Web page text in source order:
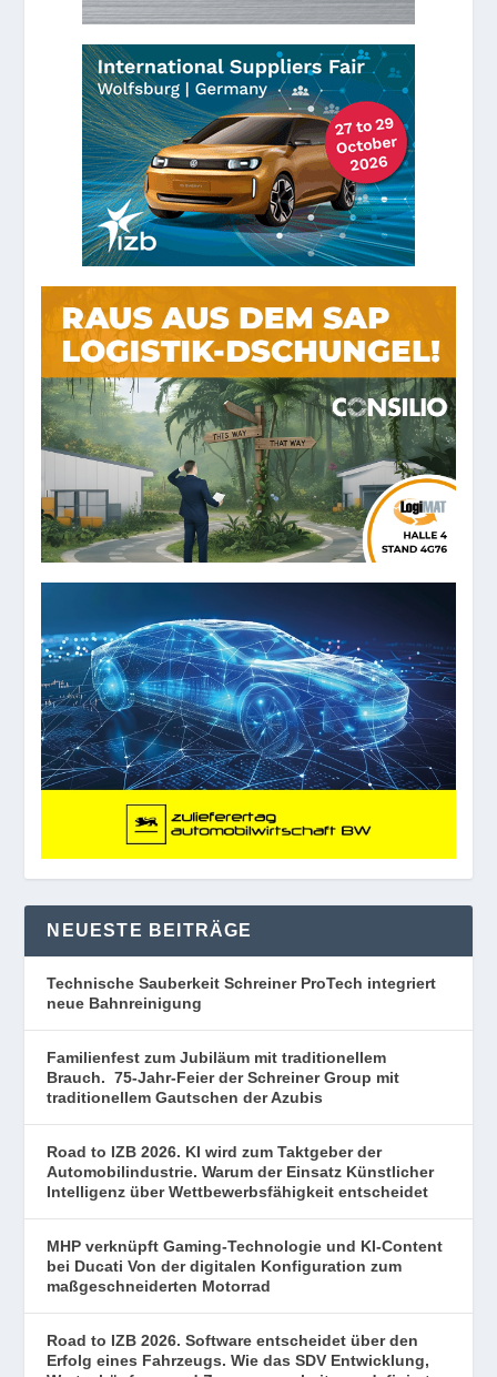
NEUESTE BEITRÄGE
Technische Sauberkeit Schreiner ProTech integriert
neue Bahnreinigung
Familienfest zum Jubiläum mit traditionellem
Brauch. 75-Jahr-Feier der Schreiner Group mit
traditionellem Gautschen der Azubis
Road to IZB 2026. KI wird zum Taktgeber der
Automobilindustrie. Warum der Einsatz Künstlicher
Intelligenz über Wettbewerbsfähigkeit entscheidet
MHP verknüpft Gaming-Technologie und KI-Content
bei Ducati Von der digitalen Konfiguration zum
maßgeschneiderten Motorrad
Road to IZB 2026. Software entscheidet über den
Erfolg eines Fahrzeugs. Wie das SDV Entwicklung,